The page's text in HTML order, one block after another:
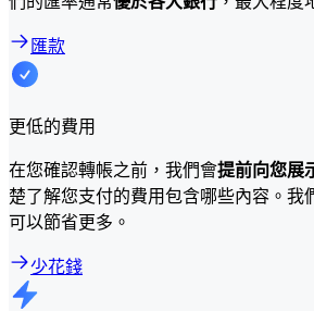
匯款
更低的費用
在您確認轉帳之前，我們會提前向您展
楚了解您支付的費用包含哪些內容。我
可以節省更多。
少花錢